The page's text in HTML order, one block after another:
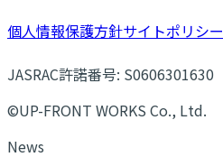
個人情報保護方針サイトポリシー
JASRAC許諾番号: S0606301630
©UP-FRONT WORKS Co., Ltd.
News